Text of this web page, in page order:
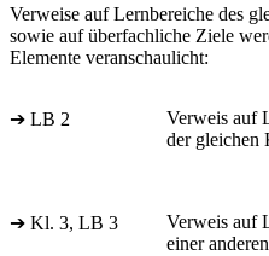
Verweise auf Lernbereiche des
sowie auf überfachliche Ziele
Elemente veranschaulicht:
➔ LB 2
Verweis auf
der gleichen
➔ Kl. 3, LB 3
Verweis auf
einer